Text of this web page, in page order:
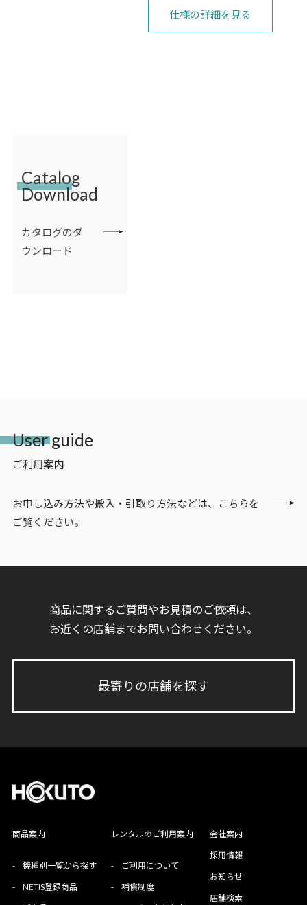
仕様の詳細を見る
Catalog
Download
カタログのダ
ウンロード
User guide
ご利用案内
お申し込み方法や搬入・引取り方法などは、こちらを
ご覧ください。
商品に関するご質問やお見積のご依頼は、
お近くの店舗までお問い合わせください。
最寄りの店舗を探す
商品案内
- 機種別一覧から探す
- NETIS登録商品
レンタルのご利用案内
- ご利用について
- 補償制度
会社案内
採用情報
お知らせ
店舗検索